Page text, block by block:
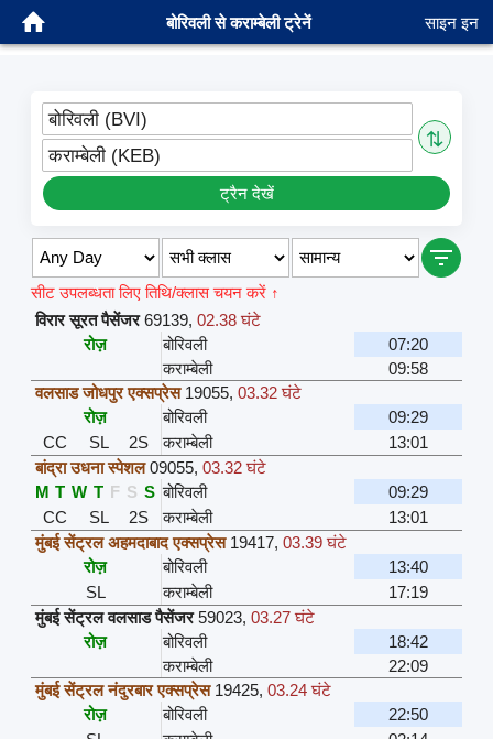
बोरिवली से कराम्बेली ट्रेनें साइन इन
बोरिवली (BVI)
⇅
कराम्बेली (KEB)
ट्रैन देखें
सीट उपलब्धता लिए तिथि/क्लास चयन करें ↑
विरार सूरत पैसेंजर 69139, 02.38 घंटे
रोज़
बोरिवली
07:20
कराम्बेली
09:58
वलसाड जोधपुर एक्सप्रेस 19055, 03.32 घंटे
रोज़
बोरिवली
09:29
CC
SL 2S कराम्बेली
13:01
बांद्रा उधना स्पेशल 09055, 03.32 घंटे
M T W T F S S बोरिवली
09:29
CC
SL 2S कराम्बेली
13:01
मुंबई सेंट्रल अहमदाबाद एक्सप्रेस 19417, 03.39 घंटे
रोज़
बोरिवली
13:40
SL
कराम्बेली
17:19
मुंबई सेंट्रल वलसाड पैसेंजर 59023, 03.27 घंटे
रोज़
बोरिवली
18:42
कराम्बेली
22:09
मुंबई सेंट्रल नंदुरबार एक्सप्रेस 19425, 03.24 घंटे
रोज़
बोरिवली
22:50